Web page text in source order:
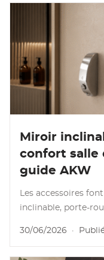
Miroir
confort salle
guide AKW
Les accessoires
inclinable, porte-
30/06/2026
·